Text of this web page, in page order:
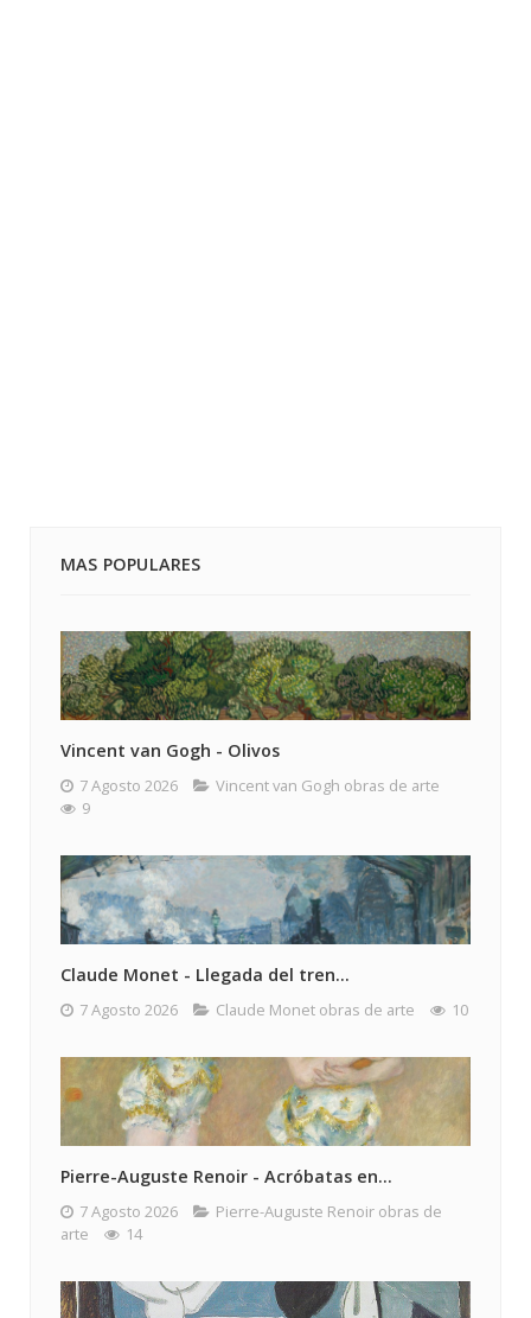
MAS POPULARES
Vincent van Gogh - Olivos
7 Agosto 2026
Vincent van Gogh obras de arte
9
Claude Monet - Llegada del tren...
7 Agosto 2026 Claude Monet obras de arte 10
Pierre-Auguste Renoir - Acróbatas en...
7 Agosto 2026
Pierre-Auguste Renoir obras de
arte
14